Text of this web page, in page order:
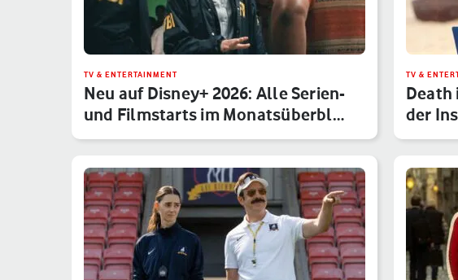
TV & ENTERTAINMENT
Neu auf Disney+ 2026: Alle Serien-
und Filmstarts im Monatsüberbl…
TV &
Death
der